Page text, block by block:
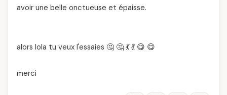
avoir une belle onctueuse et épaisse.
alors lola tu veux l'essaies 🤔 🤔 💃 💃 😋 😋
merci